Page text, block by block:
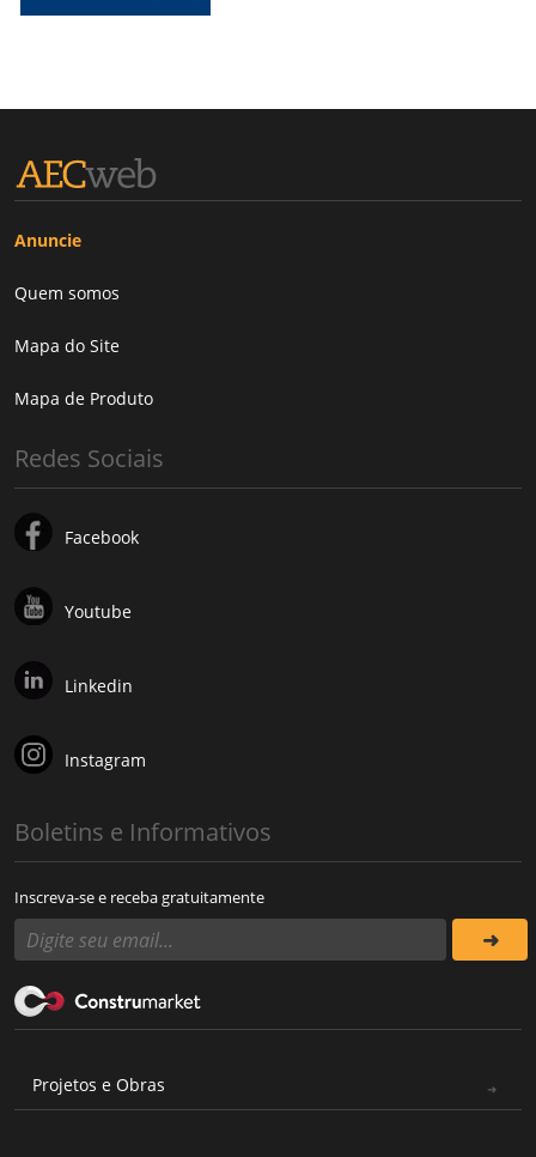
Anuncie
Quem somos
Mapa do Site
Mapa de Produto
Redes Sociais
Facebook
Youtube
Linkedin
Instagram
Boletins e Informativos
Inscreva-se e receba gratuitamente
Projetos e Obras